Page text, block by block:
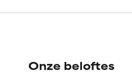
nog niet beoordeeld omdat
nog niet beoordeeld omdat
Onze beloftes